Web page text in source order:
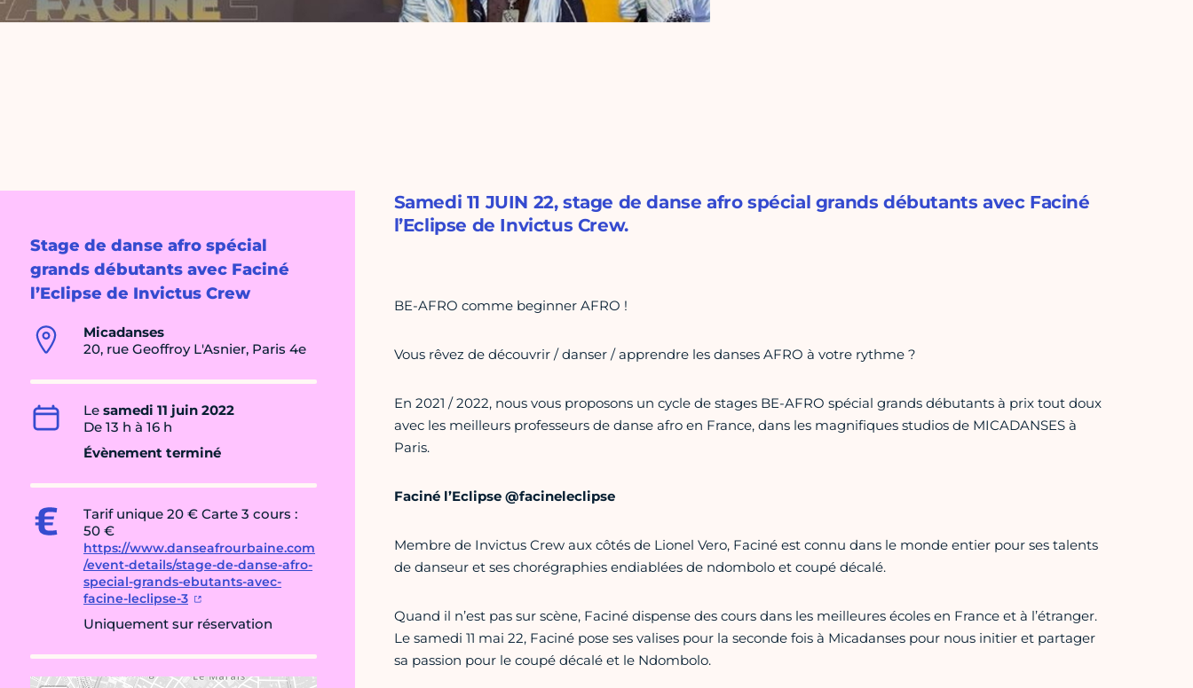
Stage de danse afro spécial
grands débutants avec Faciné
l’Eclipse de Invictus Crew
Micadanses
20, rue Geoffroy L'Asnier, Paris 4e
Le samedi 11 juin 2022
De 13 h à 16 h
Évènement terminé
Tarif unique 20 € Carte 3 cours :
50 €
https://www.danseafrourbaine.com
/event-details/stage-de-danse-afro-
special-grands-ebutants-avec-
facine-leclipse-3
Uniquement sur réservation
Samedi 11 JUIN 22, stage de danse afro spécial grands débutants avec Faciné
l’Eclipse de Invictus Crew.
BE-AFRO comme beginner AFRO !
Vous rêvez de découvrir / danser / apprendre les danses AFRO à votre rythme ?
En 2021 / 2022, nous vous proposons un cycle de stages BE-AFRO spécial grands débutants à prix tout doux
avec les meilleurs professeurs de danse afro en France, dans les magnifiques studios de MICADANSES à
Paris.
Faciné l’Eclipse @facineleclipse
Membre de Invictus Crew aux côtés de Lionel Vero, Faciné est connu dans le monde entier pour ses talents
de danseur et ses chorégraphies endiablées de ndombolo et coupé décalé.
Quand il n’est pas sur scène, Faciné dispense des cours dans les meilleures écoles en France et à l’étranger.
Le samedi 11 mai 22, Faciné pose ses valises pour la seconde fois à Micadanses pour nous initier et partager
sa passion pour le coupé décalé et le Ndombolo.